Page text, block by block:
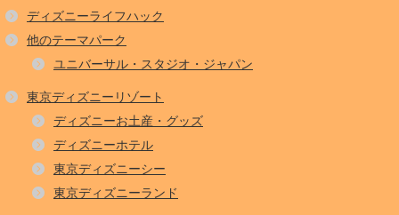
ディズニーライフハック
他のテーマパーク
ユニバーサル・スタジオ・ジャパン
東京ディズニーリゾート
ディズニーお土産・グッズ
ディズニーホテル
東京ディズニーシー
東京ディズニーランド